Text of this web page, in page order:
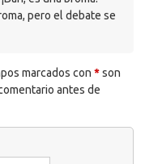
pero el debate se
marcados con *son
antes de